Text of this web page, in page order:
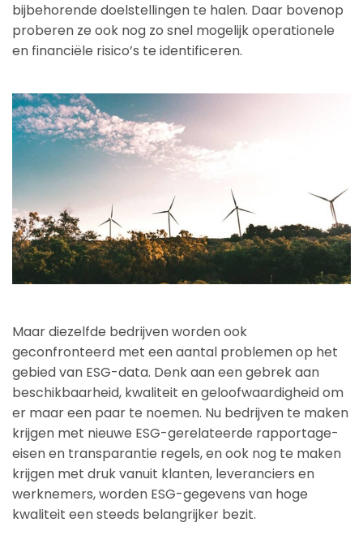
bijbehorende doelstellingen te halen. Daar bovenop
proberen ze ook nog zo snel mogelijk operationele
en financiële risico’s te identificeren.
Maar diezelfde bedrijven worden ook
geconfronteerd met een aantal problemen op het
gebied van ESG-data. Denk aan een gebrek aan
beschikbaarheid, kwaliteit en geloofwaardigheid om
er maar een paar te noemen. Nu bedrijven te maken
krijgen met nieuwe ESG-gerelateerde rapportage-
eisen en transparantie regels, en ook nog te maken
krijgen met druk vanuit klanten, leveranciers en
werknemers, worden ESG-gegevens van hoge
kwaliteit een steeds belangrijker bezit.